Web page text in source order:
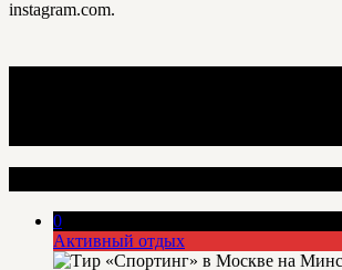
instagram.com.
0
Активный отдых